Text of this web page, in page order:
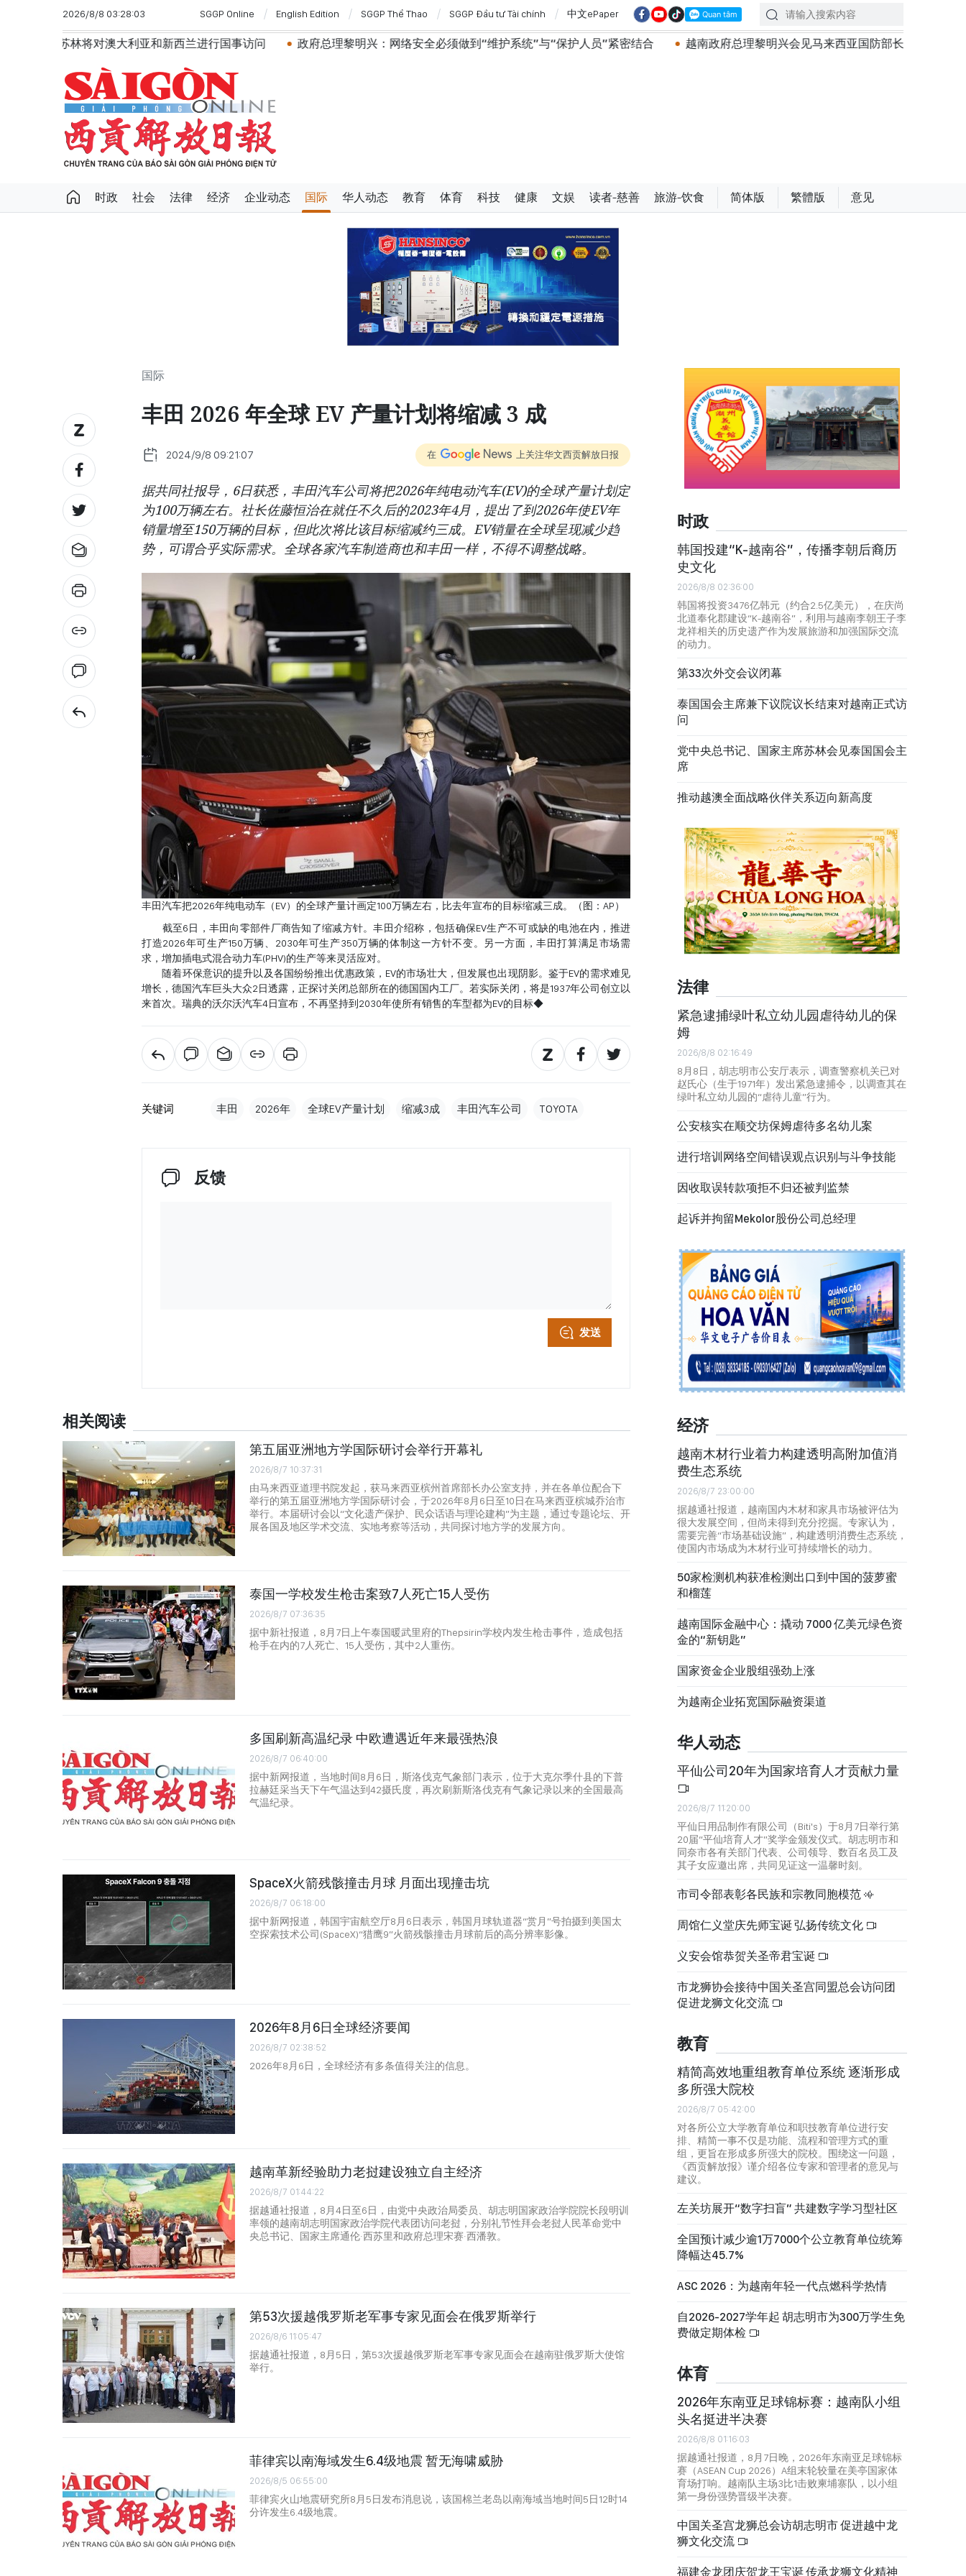
2026/8/8 03:28:03 SGGP Online English Edition SGGP Thể Thao SGGP Đầu tư Tài chính 中文ePaper
大利亚和新西兰进行国事访问 政府总理黎明兴：网络安全必须做到“维护系统”与“保护人员”紧密结合 越南政府总理黎明兴会见马来西亚国防部长 党中央总书记、国家主席
时政 社会 法律 经济 企业动态 国际 华人动态 教育 体育 科技 健康 文娱 读者-慈善 旅游-饮食 简体版 繁體版 意见
国际
丰田 2026 年全球 EV 产量计划将缩减 3 成
2024/9/8 09:21:07 在 上关注华文西贡解放日报
据共同社报导，6日获悉，丰田汽车公司将把2026年纯电动汽车(EV)的全球产量计划定
为100万辆左右。社长佐藤恒治在就任不久后的2023年4月，提出了到2026年使EV年
销量增至150万辆的目标，但此次将比该目标缩减约三成。EV销量在全球呈现减少趋
势，可谓合乎实际需求。全球各家汽车制造商也和丰田一样，不得不调整战略。
丰田汽车把2026年纯电动车（EV）的全球产量计画定100万辆左右，比去年宣布的目标缩减三成。（图：AP）
截至6日，丰田向零部件厂商告知了缩减方针。丰田介绍称，包括确保EV生产不可或缺的电池在内，推进
打造2026年可生产150万辆、2030年可生产350万辆的体制这一方针不变。另一方面，丰田打算满足市场需
求，增加插电式混合动力车(PHV)的生产等来灵活应对。
随着环保意识的提升以及各国纷纷推出优惠政策，EV的市场壮大，但发展也出现阴影。鉴于EV的需求难见
增长，德国汽车巨头大众2日透露，正探讨关闭总部所在的德国国内工厂。若实际关闭，将是1937年公司创立以
来首次。瑞典的沃尔沃汽车4日宣布，不再坚持到2030年使所有销售的车型都为EV的目标◆
关键词 丰田 2026年 全球EV产量计划 缩减3成 丰田汽车公司 TOYOTA
反馈
发送
相关阅读
第五届亚洲地方学国际研讨会举行开幕礼
2026/8/7 10:37:31
由马来西亚道理书院发起，获马来西亚槟州首席部长办公室支持，并在各单位配合下
举行的第五届亚洲地方学国际研讨会，于2026年8月6日至10日在马来西亚槟城乔治市
举行。本届研讨会以“文化遗产保护、民众话语与理论建构”为主题，通过专题论坛、开
展各国及地区学术交流、实地考察等活动，共同探讨地方学的发展方向。
泰国一学校发生枪击案致7人死亡15人受伤
2026/8/7 07:36:35
据中新社报道，8月7日上午泰国暖武里府的Thepsirin学校内发生枪击事件，造成包括
枪手在内的7人死亡、15人受伤，其中2人重伤。
多国刷新高温纪录 中欧遭遇近年来最强热浪
2026/8/7 06:40:00
据中新网报道，当地时间8月6日，斯洛伐克气象部门表示，位于大克尔季什县的下普
拉赫廷采当天下午气温达到42摄氏度，再次刷新斯洛伐克有气象记录以来的全国最高
气温纪录。
SpaceX火箭残骸撞击月球 月面出现撞击坑
2026/8/7 06:18:00
据中新网报道，韩国宇宙航空厅8月6日表示，韩国月球轨道器“赏月”号拍摄到美国太
空探索技术公司(SpaceX)“猎鹰9”火箭残骸撞击月球前后的高分辨率影像。
2026年8月6日全球经济要闻
2026/8/7 02:38:52
2026年8月6日，全球经济有多条值得关注的信息。
越南革新经验助力老挝建设独立自主经济
2026/8/7 01:44:22
据越通社报道，8月4日至6日，由党中央政治局委员、胡志明国家政治学院院长段明训
率领的越南胡志明国家政治学院代表团访问老挝，分别礼节性拜会老挝人民革命党中
央总书记、国家主席通伦·西苏里和政府总理宋赛·西潘敦。
第53次援越俄罗斯老军事专家见面会在俄罗斯举行
2026/8/6 11:05:47
据越通社报道，8月5日，第53次援越俄罗斯老军事专家见面会在越南驻俄罗斯大使馆
举行。
菲律宾以南海域发生6.4级地震 暂无海啸威胁
2026/8/5 06:55:00
菲律宾火山地震研究所8月5日发布消息说，该国棉兰老岛以南海域当地时间5日12时14
分许发生6.4级地震。
时政
韩国投建“K-越南谷”，传播李朝后裔历
史文化
2026/8/8 02:36:00
韩国将投资3476亿韩元（约合2.5亿美元），在庆尚
北道奉化郡建设“K-越南谷”，利用与越南李朝王子李
龙祥相关的历史遗产作为发展旅游和加强国际交流
的动力。
第33次外交会议闭幕
泰国国会主席兼下议院议长结束对越南正式访
问
党中央总书记、国家主席苏林会见泰国国会主
席
推动越澳全面战略伙伴关系迈向新高度
法律
紧急逮捕绿叶私立幼儿园虐待幼儿的保
姆
2026/8/8 02:16:49
8月8日，胡志明市公安厅表示，调查警察机关已对
赵氏心（生于1971年）发出紧急逮捕令，以调查其在
绿叶私立幼儿园的“虐待儿童”行为。
公安核实在顺交坊保姆虐待多名幼儿案
进行培训网络空间错误观点识别与斗争技能
因收取误转款项拒不归还被判监禁
起诉并拘留Mekolor股份公司总经理
经济
越南木材行业着力构建透明高附加值消
费生态系统
2026/8/7 23:00:00
据越通社报道，越南国内木材和家具市场被评估为
很大发展空间，但尚未得到充分挖掘。专家认为，
需要完善“市场基础设施”，构建透明消费生态系统，
使国内市场成为木材行业可持续增长的动力。
50家检测机构获准检测出口到中国的菠萝蜜
和榴莲
越南国际金融中心：撬动 7000 亿美元绿色资
金的“新钥匙”
国家资金企业股组强劲上涨
为越南企业拓宽国际融资渠道
华人动态
平仙公司20年为国家培育人才贡献力量
2026/8/7 11:20:00
平仙日用品制作有限公司（Biti's）于8月7日举行第
20届“平仙培育人才”奖学金颁发仪式。胡志明市和
同奈市各有关部门代表、公司领导、数百名员工及
其子女应邀出席，共同见证这一温馨时刻。
市司令部表彰各民族和宗教同胞模范
周馆仁义堂庆先师宝诞 弘扬传统文化
义安会馆恭贺关圣帝君宝诞
市龙狮协会接待中国关圣宫同盟总会访问团
促进龙狮文化交流
教育
精简高效地重组教育单位系统 逐渐形成
多所强大院校
2026/8/7 05:42:00
对各所公立大学教育单位和职技教育单位进行安
排、精简一事不仅是功能、流程和管理方式的重
组，更旨在形成多所强大的院校。围绕这一问题，
《西贡解放报》谨介绍各位专家和管理者的意见与
建议。
左关坊展开“数字扫盲” 共建数字学习型社区
全国预计减少逾1万7000个公立教育单位统筹
降幅达45.7%
ASC 2026：为越南年轻一代点燃科学热情
自2026-2027学年起 胡志明市为300万学生免
费做定期体检
体育
2026年东南亚足球锦标赛：越南队小组
头名挺进半决赛
2026/8/8 01:16:03
据越通社报道，8月7日晚，2026年东南亚足球锦标
赛（ASEAN Cup 2026）A组末轮较量在美亭国家体
育场打响。越南队主场3比1击败柬埔寨队，以小组
第一身份强势晋级半决赛。
中国关圣宫龙狮总会访胡志明市 促进越中龙
狮文化交流
福建金龙团庆贺龙王宝诞 传承龙狮文化精神